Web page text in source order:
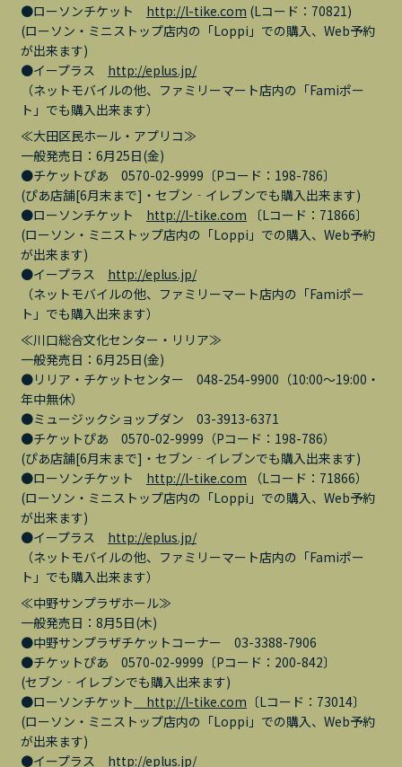
●ローソンチケット http://l-tike.com (Lコード：70821)
(ローソン・ミニストップ店内の「Loppi」での購入、Web予約
が出来ます)
●イープラス http://eplus.jp/
（ネットモバイルの他、ファミリーマート店内の「Famiポー
ト」でも購入出来ます）
≪大田区民ホール・アプリコ≫
一般発売日：6月25日(金)
●チケットぴあ 0570-02-9999〔Pコード：198-786〕
(ぴあ店舗[6月末まで]・セブン‐イレブンでも購入出来ます)
●ローソンチケット http://l-tike.com 〔Lコード：71866〕
(ローソン・ミニストップ店内の「Loppi」での購入、Web予約
が出来ます)
●イープラス http://eplus.jp/
（ネットモバイルの他、ファミリーマート店内の「Famiポー
ト」でも購入出来ます）
≪川口総合文化センター・リリア≫
一般発売日：6月25日(金)
●リリア・チケットセンター 048-254-9900（10:00～19:00・
年中無休）
●ミュージックショップダン 03-3913-6371
●チケットぴあ 0570-02-9999（Pコード：198-786）
(ぴあ店舗[6月末まで]・セブン‐イレブンでも購入出来ます)
●ローソンチケット http://l-tike.com （Lコード：71866）
(ローソン・ミニストップ店内の「Loppi」での購入、Web予約
が出来ます)
●イープラス http://eplus.jp/
（ネットモバイルの他、ファミリーマート店内の「Famiポー
ト」でも購入出来ます）
≪中野サンプラザホール≫
一般発売日：8月5日(木)
●中野サンプラザチケットコーナー 03-3388-7906
●チケットぴあ 0570-02-9999〔Pコード：200-842〕
(セブン‐イレブンでも購入出来ます)
●ローソンチケット http://l-tike.com 〔Lコード：73014〕
(ローソン・ミニストップ店内の「Loppi」での購入、Web予約
が出来ます)
●イープラス http://eplus.jp/